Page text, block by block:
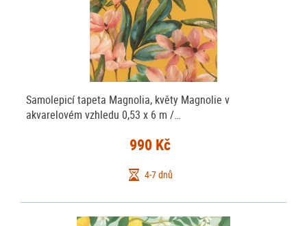
Samolepicí tapeta Magnolia, květy Magnolie v
akvarelovém vzhledu 0,53 x 6 m /…
990 Kč
4-7 dnů